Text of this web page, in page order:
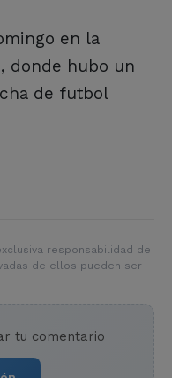
en la
donde hubo un
de futbol
responsabilidad de
de ellos pueden ser
tu comentario